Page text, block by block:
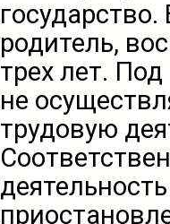
родитель,
трех лет.
не
трудовую